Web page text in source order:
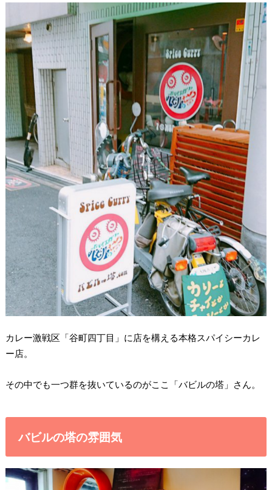
カレー激戦区「谷町四丁目」に店を構える本格スパイシーカレ
ー店。
その中でも一つ群を抜いているのがここ「バビルの塔」さん。
バビルの塔の雰囲気